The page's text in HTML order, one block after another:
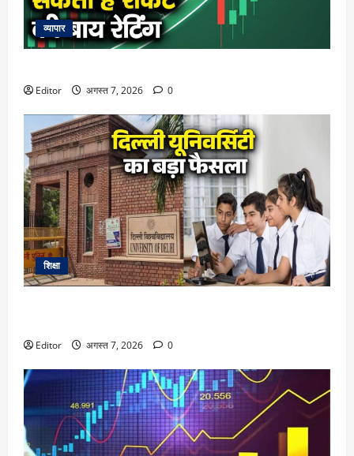
व्यापार
Editor अगस्त 7, 2026 0
शिक्षा
Editor अगस्त 7, 2026 0